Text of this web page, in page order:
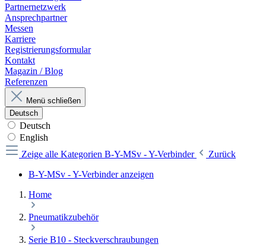
Partnernetzwerk
Ansprechpartner
Messen
Karriere
Registrierungsformular
Kontakt
Magazin / Blog
Referenzen
Menü schließen
Deutsch
Deutsch
English
Zeige alle Kategorien B-Y-MSv - Y-Verbinder
Zurück
B-Y-MSv - Y-Verbinder anzeigen
Home
Pneumatikzubehör
Serie B10 - Steckverschraubungen